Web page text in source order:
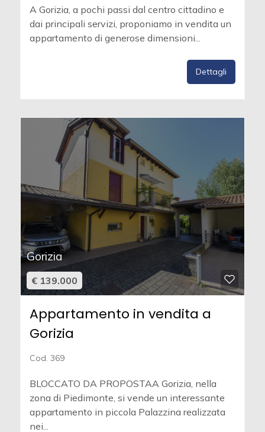
A Gorizia, a pochi passi dal centro cittadino e
dai principali servizi, proponiamo in vendita un
appartamento di generose dimensioni...
Dettagli
Gorizia
€ 139.000
Appartamento in vendita a
Gorizia
Cod. 369
BLOCCATO DA PROPOSTAA Gorizia, nella
zona di Piedimonte, si vende un interessante
appartamento in piccola Palazzina realizzata
nei...